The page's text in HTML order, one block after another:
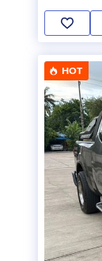
HOT